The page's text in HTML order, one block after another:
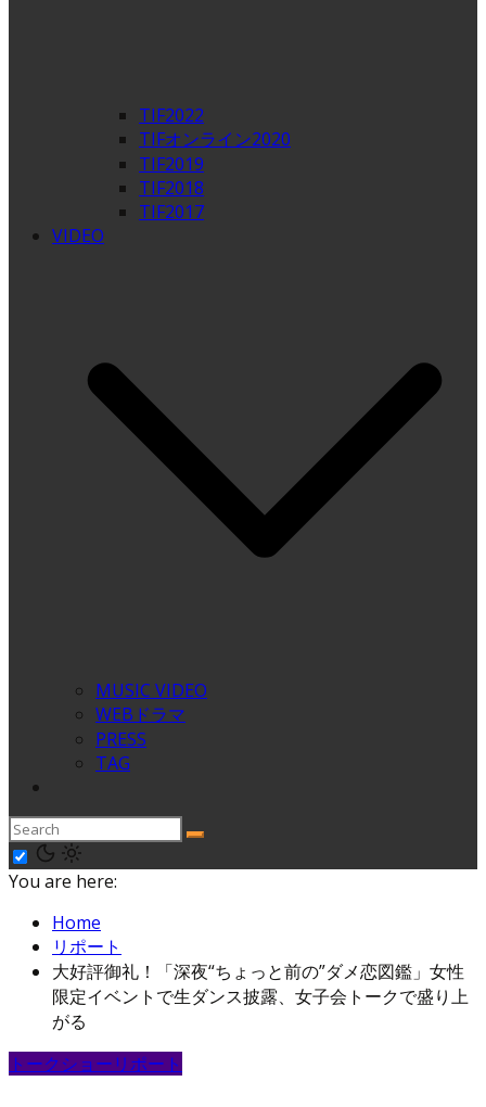
TIF2022
TIFオンライン2020
TIF2019
TIF2018
TIF2017
VIDEO
MUSIC VIDEO
WEBドラマ
PRESS
TAG
You are here:
Home
リポート
大好評御礼！「深夜“ちょっと前の”ダメ恋図鑑」女性
限定イベントで生ダンス披露、女子会トークで盛り上
がる
トークショー リポート